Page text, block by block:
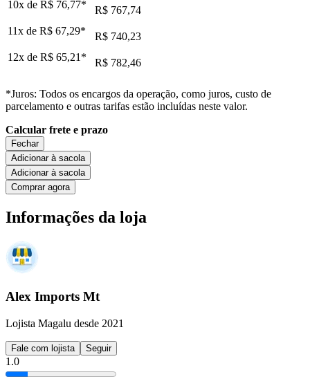
10x de R$ 76,77*
R$ 767,74
11x de R$ 67,29*
R$ 740,23
12x de R$ 65,21 * R$ 782,46
*Juros: Todos os encargos da operação, como juros, custo de
parcelamento e outras tarifas estão incluídas neste valor.
Calcular frete e prazo
Fechar
Adicionar à sacola
Adicionar à sacola
Comprar agora
Informações da loja
Alex Imports Mt
Lojista Magalu desde 2021
Fale com lojista Seguir
1.0